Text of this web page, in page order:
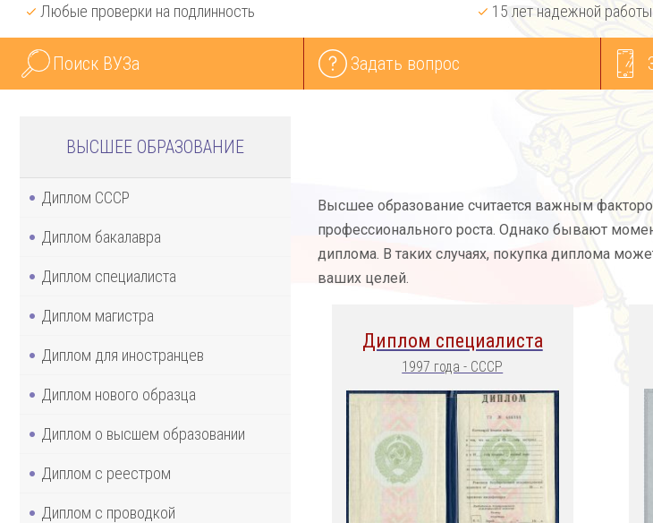
Любые проверки на подлинность
15 лет надежной работы
Поиск ВУЗа Задать вопрос
ВЫСШЕЕ ОБРАЗОВАНИЕ
Диплом СССР
Диплом бакалавра
Диплом специалиста
Диплом магистра
Диплом для иностранцев
Диплом нового образца
Диплом о высшем образовании
Диплом с реестром
Диплом с проводкой
Высшее образование считается важным
профессионального роста. Однако бывают
диплома. В таких случаях, покупка диплома
ваших целей.
Диплом специалиста
1997 года - СССР